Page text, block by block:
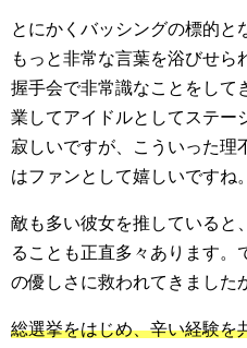
とにかくバッシングの標的と
もっと非常な言葉を浴びせら
握手会で非常識なことをして
業してアイドルとしてステー
寂しいですが、こういった理
はファンとして嬉しいですね。
敵も多い彼女を推していると
ることも正直多々あります。
の優しさに救われてきました
総選挙をはじめ、辛い経験を